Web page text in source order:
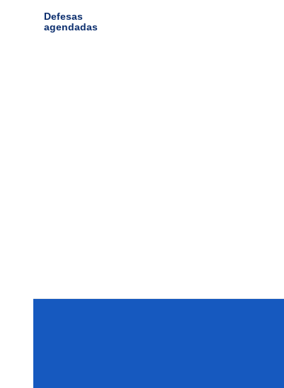
Defesas
agendadas